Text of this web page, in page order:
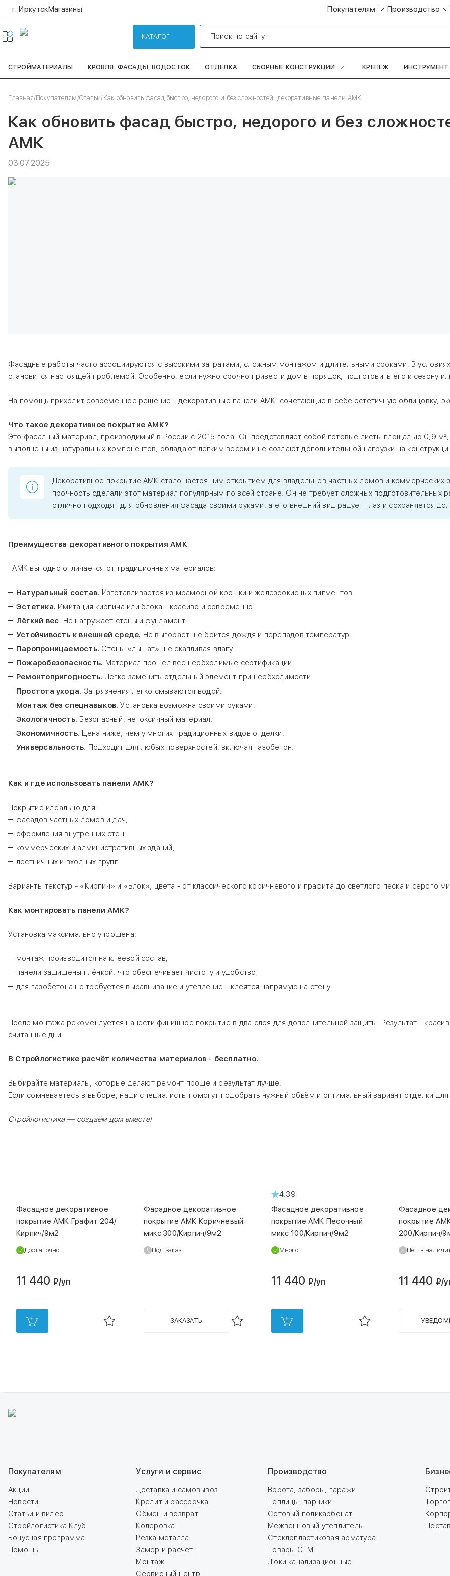
г. ИркутскМагазины Покупателям Производство
КАТАЛОГ Поиск по сайту
СТРОЙМАТЕРИАЛЫ КРОВЛЯ, ФАСАДЫ, ВОДОСТОК ОТДЕЛКА СБОРНЫЕ КОНСТРУКЦИИ КРЕПЕЖ ИНСТРУМЕНТ
Главная/Покупателям/Статьи/Как обновить фасад быстро, недорого и без сложностей: декоративные панели АМК
Как обновить фасад быстро, недорого и без
АМК
03.07.2025
Фасадные работы часто ассоциируются с высокими затратами, сложным монтажом и длительными сроками. В
становится настоящей проблемой. Особенно, если нужно срочно привести дом в порядок, подготовить его к сезону
На помощь приходит современное решение - декоративные панели АМК, сочетающие в себе эстетичную облицовку,
Что такое декоративное покрытие АМК?
Это фасадный материал, производимый в России с 2015 года. Он представляет собой готовые листы площадью 0,9
выполнены из натуральных компонентов, обладают лёгким весом и не создают дополнительной нагрузки на
Декоративное покрытие АМК стало настоящим открытием для владельцев частных домов и коммерческих
прочность сделали этот материал популярным по всей стране. Он не требует сложных подготовительных
отлично подходят для обновления фасада своими руками, а его внешний вид радует глаз и сохраняется
Преимущества декоративного покрытия АМК
АМК выгодно отличается от традиционных материалов:
Натуральный состав. Изготавливается из мраморной крошки и железоокисных пигментов.
Эстетика. Имитация кирпича или блока - красиво и современно.
Лёгкий вес. Не нагружает стены и фундамент.
Устойчивость к внешней среде. Не выгорает, не боится дождя и перепадов температур.
Паропроницаемость. Стены «дышат», не скапливая влагу.
Пожаробезопасность. Материал прошёл все необходимые сертификации.
Ремонтопригодность. Легко заменить отдельный элемент при необходимости.
Простота ухода. Загрязнения легко смываются водой.
Монтаж без спецнавыков.Установка возможна своими руками.
Экологичность. Безопасный, нетоксичный материал.
Экономичность. Цена ниже, чем у многих традиционных видов отделки.
Универсальность. Подходит для любых поверхностей, включая газобетон.
Как и где использовать панели АМК?
Покрытие идеально для:
фасадов частных домов и дач,
оформления внутренних стен,
коммерческих и административных зданий,
лестничных и входных групп.
Варианты текстур - «Кирпич» и «Блок», цвета - от классического коричневого и графита до светлого песка и серого
Как монтировать панели АМК?
Установка максимально упрощена:
монтаж производится на клеевой состав;
панели защищены плёнкой, что обеспечивает чистоту и удобство;
для газобетона не требуется выравнивание и утепление - клеятся напрямую на стену.
После монтажа рекомендуется нанести финишное покрытие в два слоя для дополнительной защиты. Результат -
считанные дни.
В Стройлогистике расчёт количества материалов - бесплатно.
Выбирайте материалы, которые делают ремонт проще и результат лучше.
Если сомневаетесь в выборе, наши специалисты помогут подобрать нужный объём и оптимальный вариант отделки
Стройлогистика — создаём дом вместе!
Фасадное декоративное
покрытие АМК Графит 204/
Кирпич/9м2
Достаточно
11 440 ₽/уп
Фасадное декоративное
покрытие АМК Коричневый
микс 300/Кирпич/9м2
Под заказ
ЗАКАЗАТЬ
4.39
Фасадное декоративное
покрытие АМК Песочный
микс 100/Кирпич/9м2
Много
11 440 ₽/уп
Фасадное
покрытие
200/Кирпич/
Нет в
11 440 ₽/
Покупателям
Акции
Новости
Статьи и видео
Стройлогистика Клуб
Бонусная программа
Помощь
Услуги и сервис
Доставка и самовывоз
Кредит и рассрочка
Обмен и возврат
Колеровка
Резка металла
Замер и расчет
Монтаж
Сервисный центр
Производство
Ворота, заборы, гаражи
Теплицы, парники
Сотовый поликарбонат
Межвенцовый утеплитель
Стеклопластиковая арматура
Товары СТМ
Люки канализационные